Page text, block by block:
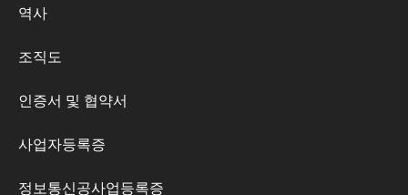
역사
조직도
인증서 및 협약서
사업자등록증
정보통신공사업등록증